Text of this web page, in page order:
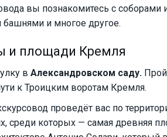
вы познакомитесь с
и многое другое.
и площади Кремля
в Александровском саду.
к Троицким воротам Кремля.
проведёт вас по
среди которых — самая древняя